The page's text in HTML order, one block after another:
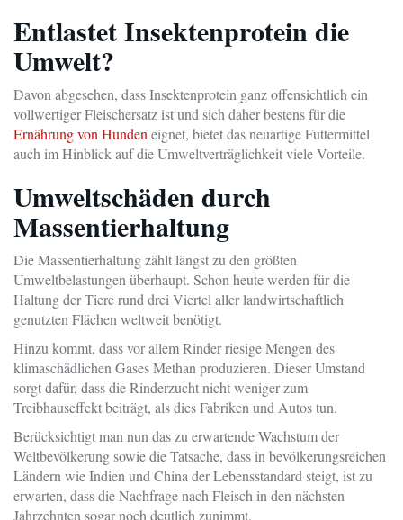
Entlastet Insektenprotein die
Umwelt?
Davon abgesehen, dass Insektenprotein ganz offensichtlich ein
vollwertiger Fleischersatz ist und sich daher bestens für die
Ernährung von Hundeneignet, bietet das neuartige Futtermittel
auch im Hinblick auf die Umweltverträglichkeit viele Vorteile.
Umweltschäden durch
Massentierhaltung
Die Massentierhaltung zählt längst zu den größten
Umweltbelastungen überhaupt. Schon heute werden für die
Haltung der Tiere rund drei Viertel aller landwirtschaftlich
genutzten Flächen weltweit benötigt.
Hinzu kommt, dass vor allem Rinder riesige Mengen des
klimaschädlichen Gases Methan produzieren. Dieser Umstand
sorgt dafür, dass die Rinderzucht nicht weniger zum
Treibhauseffekt beiträgt, als dies Fabriken und Autos tun.
Berücksichtigt man nun das zu erwartende Wachstum der
Weltbevölkerung sowie die Tatsache, dass in bevölkerungsreichen
Ländern wie Indien und China der Lebensstandard steigt, ist zu
erwarten, dass die Nachfrage nach Fleisch in den nächsten
Jahrzehnten sogar noch deutlich zunimmt.